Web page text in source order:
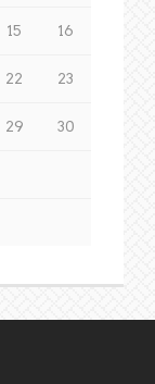
15 16
22 23
29 30